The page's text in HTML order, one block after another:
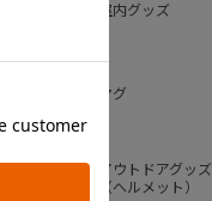
室内グッズ
マグ
アウトドアグッズ
（ヘルメット）